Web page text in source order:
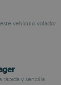
vehículo volador
rápida y sencilla